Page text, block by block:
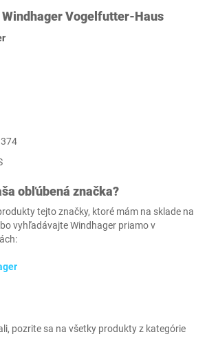
Vogelfutter-Haus
obľúbená značka?
tejto značky, ktoré mám na sklade na
vyhľadávajte Windhager priamo v
pozrite sa na všetky produkty z kategórie